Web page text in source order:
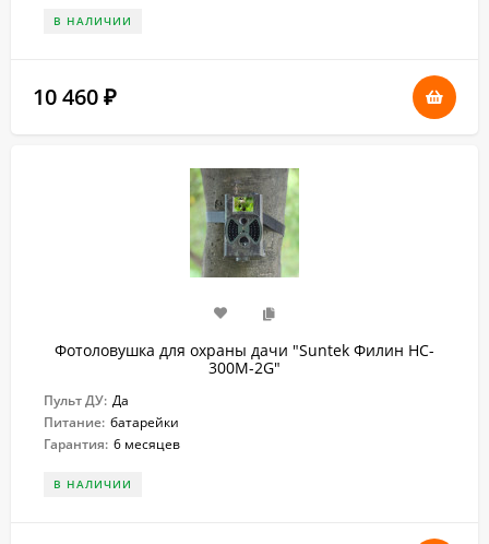
В НАЛИЧИИ
10 460 ₽
Фотоловушка для охраны дачи "Suntek Филин HC-
300M-2G"
Пульт ДУ: Да
Питание: батарейки
Гарантия: 6 месяцев
В НАЛИЧИИ